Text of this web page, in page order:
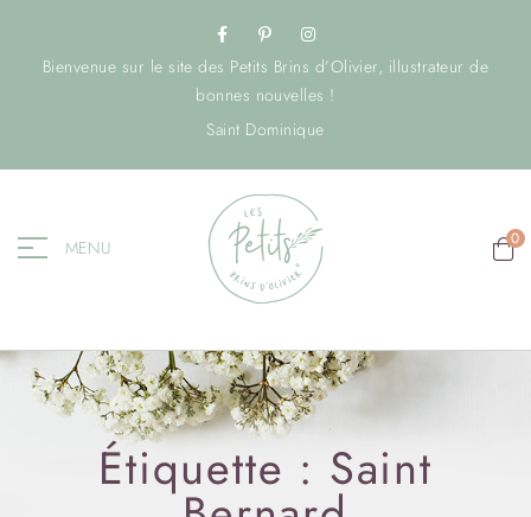
Bienvenue sur le site des Petits Brins d’Olivier, illustrateur de
bonnes nouvelles !
Saint Dominique
MENU 0
Étiquette : Saint